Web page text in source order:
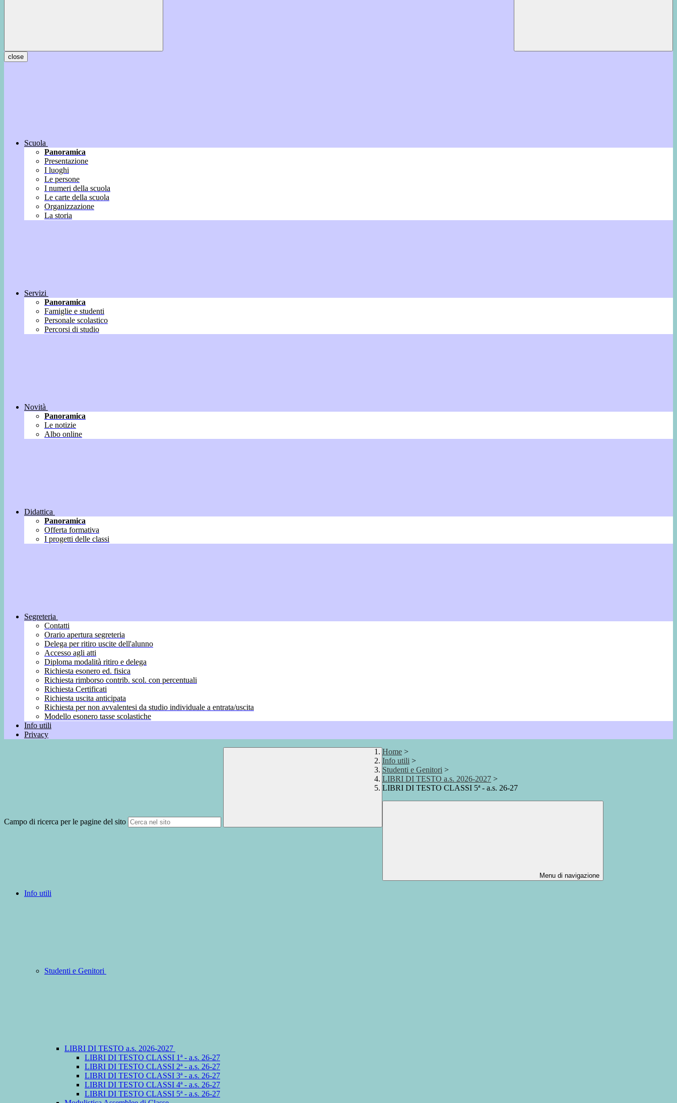
close
Scuola
Panoramica
Presentazione
I luoghi
Le persone
I numeri della scuola
Le carte della scuola
Organizzazione
La storia
Servizi
Panoramica
Famiglie e studenti
Personale scolastico
Percorsi di studio
Novità
Panoramica
Le notizie
Albo online
Didattica
Panoramica
Offerta formativa
I progetti delle classi
Segreteria
Contatti
Orario apertura segreteria
Delega per ritiro uscite dell'alunno
Accesso agli atti
Diploma modalità ritiro e delega
Richiesta esonero ed. fisica
Richiesta rimborso contrib. scol. con percentuali
Richiesta Certificati
Richiesta uscita anticipata
Richiesta per non avvalentesi da studio individuale a entrata/uscita
Modello esonero tasse scolastiche
Info utili
Privacy
Campo di ricerca per le pagine del sito
Home >
Info utili >
Studenti e Genitori >
LIBRI DI TESTO a.s. 2026-2027 >
LIBRI DI TESTO CLASSI 5ª - a.s. 26-27
Menu di navigazione
Info utili
Studenti e Genitori
LIBRI DI TESTO a.s. 2026-2027
LIBRI DI TESTO CLASSI 1ª - a.s. 26-27
LIBRI DI TESTO CLASSI 2ª - a.s. 26-27
LIBRI DI TESTO CLASSI 3ª - a.s. 26-27
LIBRI DI TESTO CLASSI 4ª - a.s. 26-27
LIBRI DI TESTO CLASSI 5ª - a.s. 26-27